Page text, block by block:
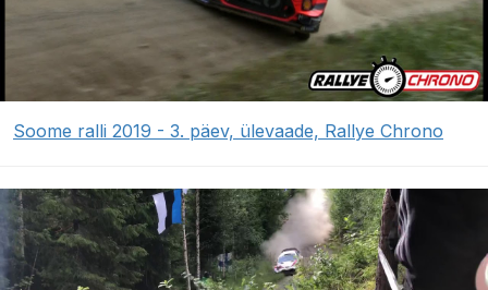
Soome ralli 2019 - 3. päev, ülevaade, Rallye Chrono